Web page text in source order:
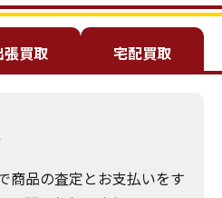
張買取 宅配買取
商品の査定とお支払いをす